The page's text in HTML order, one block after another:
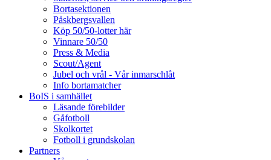
Bortasektionen
Påskbergsvallen
Köp 50/50-lotter här
Vinnare 50/50
Press & Media
Scout/Agent
Jubel och vrål - Vår inmarschlåt
Info bortamatcher
BoIS i samhället
Läsande förebilder
Gåfotboll
Skolkortet
Fotboll i grundskolan
Partners